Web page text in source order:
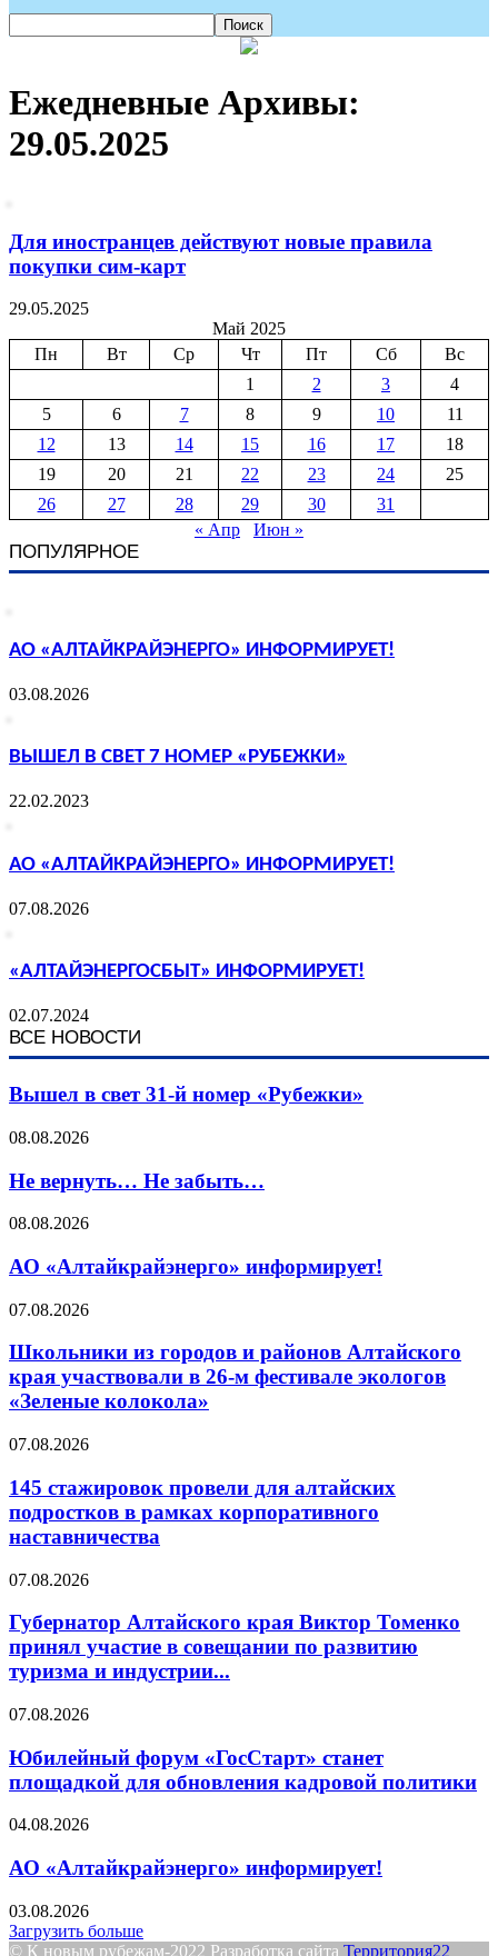
Ежедневные Архивы:
29.05.2025
Для иностранцев действуют новые правила
покупки сим-карт
29.05.2025
Май 2025
Пн
Вт Ср Чт Пт Сб
Вс
1
2 3
4
5
6 7 8 9 10
11
12
13 14 15 16 17
18
19
20 21 22 23 24
25
26
27 28 29 30
31
« Апр
Июн »
ПОПУЛЯРНОЕ
АО «АЛТАЙКРАЙЭНЕРГО» ИНФОРМИРУЕТ!
03.08.2026
ВЫШЕЛ В СВЕТ 7 НОМЕР «РУБЕЖКИ»
22.02.2023
АО «АЛТАЙКРАЙЭНЕРГО» ИНФОРМИРУЕТ!
07.08.2026
«АЛТАЙЭНЕРГОСБЫТ» ИНФОРМИРУЕТ!
02.07.2024
ВСЕ НОВОСТИ
Вышел в свет 31-й номер «Рубежки»
08.08.2026
Не вернуть… Не забыть…
08.08.2026
АО «Алтайкрайэнерго» информирует!
07.08.2026
Школьники из городов и районов Алтайского
края участвовали в 26-м фестивале экологов
«Зеленые колокола»
07.08.2026
145 стажировок провели для алтайских
подростков в рамках корпоративного
наставничества
07.08.2026
Губернатор Алтайского края Виктор Томенко
принял участие в совещании по развитию
туризма и индустрии...
07.08.2026
Юбилейный форум «ГосСтарт» станет
площадкой для обновления кадровой политики
04.08.2026
АО «Алтайкрайэнерго» информирует!
03.08.2026
Загрузить больше
© К новым рубежам-2022 Разработка сайта Территория22